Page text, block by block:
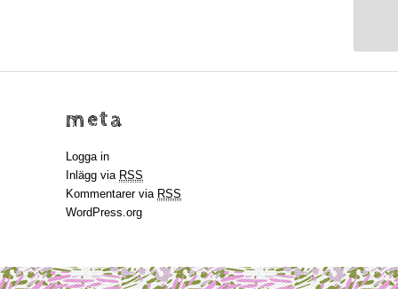
meta
Logga in
Inlägg via RSS
Kommentarer via RSS
WordPress.org